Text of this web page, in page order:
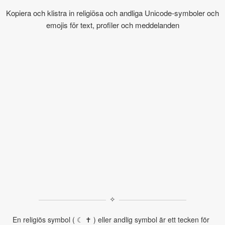
Kopiera och klistra in religiösa och andliga Unicode‑symboler och
emojis för text, profiler och meddelanden
✧
En religiös symbol ( ☾ ✝ ) eller andlig symbol är ett tecken för